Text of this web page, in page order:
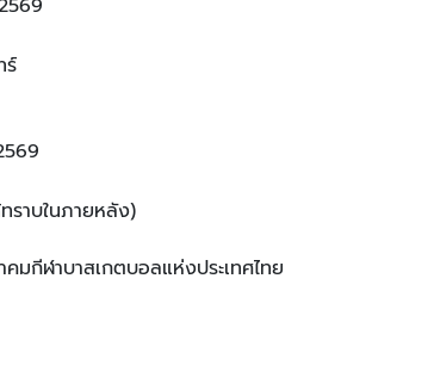
ร์
ราบในภายหลัง)
มกีฬาบาสเกตบอลแห่งประเทศไทย